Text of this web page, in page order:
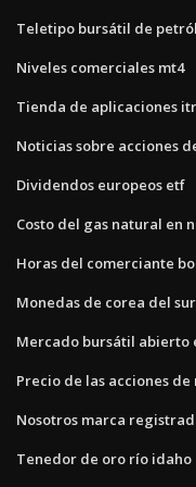
Teletipo bursátil de
Niveles comerciales mt4
Tienda de aplicaciones
Noticias sobre acciones
Dividendos europeos etf
Costo del gas natural en
Horas del comerciante
Monedas de corea del
Mercado bursátil abierto
Precio de las acciones de
Nosotros marca
Tenedor de oro río idaho